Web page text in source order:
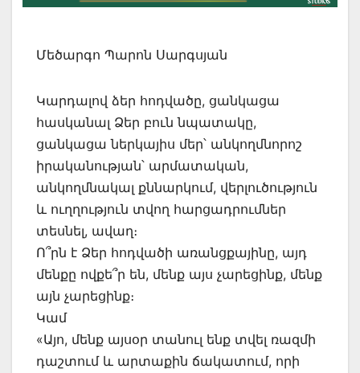
Մեծարգո Պարոն Սարգսյան
Կարդալով ձեր հոդվածը, ցանկացա
հասկանալ Ձեր բուն նպատակը,
ցանկացա ներկայիս մեր՝ անկողմնորոշ
իրականության՝ արմատական,
անկողմնակալ քննարկում, վերլուծություն
և ուղղություն տվող հարցադրումներ
տեսնել, ավաղ։
Ո՞րն է Ձեր հոդվածի առանցքայինը, այդ
մենքը ովքե՞ր են, մենք այս չարեցինք, մենք
այն չարեցինք։
Կամ
«Այո, մենք այսօր տանուլ ենք տվել ռազմի
դաշտում և արտաքին ճակատում, որի